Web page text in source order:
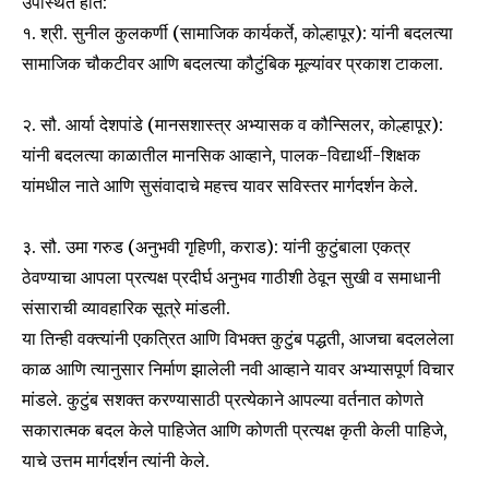
SUBSCRIBERS and be part of the
conversation.
To subscribe, simply enter your email address on our website
or click the subscribe button below. Don't worry, we respect
your privacy and won't spam your inbox. Your information is
safe with us.
१. श्री. सुनील कुलकर्णी (सामाजिक कार्यकर्ते, कोल्हापूर): यांनी बदलत्या
सामाजिक चौकटीवर आणि बदलत्या कौटुंबिक मूल्यांवर प्रकाश टाकला.
२. सौ. आर्या देशपांडे (मानसशास्त्र अभ्यासक व कौन्सिलर, कोल्हापूर):
यांनी बदलत्या काळातील मानसिक आव्हाने, पालक-विद्यार्थी-शिक्षक
यांमधील नाते आणि सुसंवादाचे महत्त्व यावर सविस्तर मार्गदर्शन केले.
३. सौ. उमा गरुड (अनुभवी गृहिणी, कराड): यांनी कुटुंबाला एकत्र
ठेवण्याचा आपला प्रत्यक्ष प्रदीर्घ अनुभव गाठीशी ठेवून सुखी व समाधानी
संसाराची व्यावहारिक सूत्रे मांडली.
या तिन्ही वक्त्यांनी एकत्रित आणि विभक्त कुटुंब पद्धती, आजचा बदललेला
काळ आणि त्यानुसार निर्माण झालेली नवी आव्हाने यावर अभ्यासपूर्ण विचार
मांडले. कुटुंब सशक्त करण्यासाठी प्रत्येकाने आपल्या वर्तनात कोणते
सकारात्मक बदल केले पाहिजेत आणि कोणती प्रत्यक्ष कृती केली पाहिजे,
याचे उत्तम मार्गदर्शन त्यांनी केले.